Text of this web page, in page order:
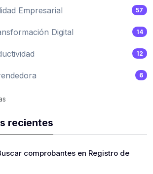
Empresarial 57
Digital 14
12
6
recientes
comprobantes en Registro de